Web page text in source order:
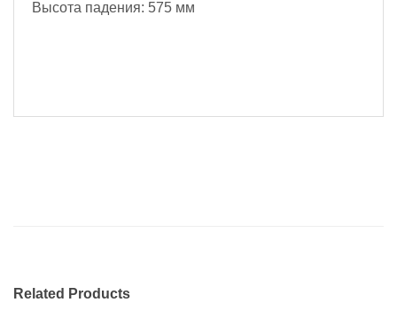
Высота падения: 575 мм
Related Products